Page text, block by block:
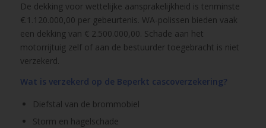
De dekking voor wettelijke aansprakelijkheid is tenminste
€.1.120.000,00 per gebeurtenis. WA-polissen bieden vaak
een dekking van € 2.500.000,00. Schade aan het
motorrijtuig zelf of aan de bestuurder toegebracht is niet
verzekerd.
Wat is verzekerd op de Beperkt cascoverzekering?
Diefstal van de brommobiel
Storm en hagelschade